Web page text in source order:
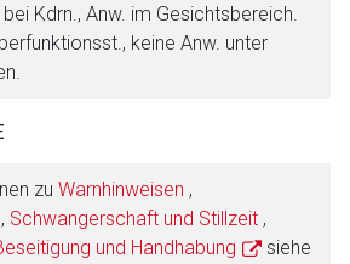
Kdrn., Anw. im Gesichtsbereich.
keine Anw. unter
zu Warnhinweisen ,
, Schwangerschaft und Stillzeit ,
und Handhabung
siehe